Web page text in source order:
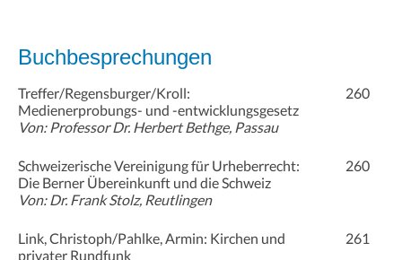
Buchbesprechungen
Treffer/Regensburger/Kroll:
Medienerprobungs- und -entwicklungsgesetz
Von: Professor Dr. Herbert Bethge, Passau
260
Schweizerische Vereinigung für Urheberrecht:
Die Berner Übereinkunft und die Schweiz
Von: Dr. Frank Stolz, Reutlingen
260
Link, Christoph/Pahlke, Armin: Kirchen und
privater Rundfunk
261